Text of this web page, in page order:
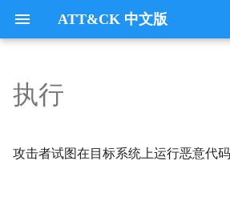
ATT&CK 中文版
入
以Tactics
技术： 38
垃圾数据
隐写术
执行
攻击者试图在目标系统上运行恶意代码